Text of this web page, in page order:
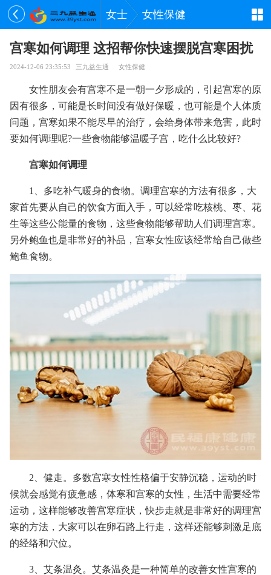
女士 女性保健
宫寒如何调理 这招帮你快速摆脱宫寒困扰
2024-12-06 23:35:53 三九益生通 女性保健
女性朋友会有宫寒不是一朝一夕形成的，引起宫寒的原
因有很多，可能是长时间没有做好保暖，也可能是个人体质
问题，宫寒如果不能尽早的治疗，会给身体带来危害，此时
要如何调理呢?一些食物能够温暖子宫，吃什么比较好?
宫寒如何调理
1、多吃补气暖身的食物。调理宫寒的方法有很多，大
家首先要从自己的饮食方面入手，可以经常吃核桃、枣、花
生等这些公能量的食物，这些食物能够帮助人们调理宫寒。
另外鲍鱼也是非常好的补品，宫寒女性应该经常给自己做些
鲍鱼食物。
2、健走。多数宫寒女性性格偏于安静沉稳，运动的时
候就会感觉有疲惫感，体寒和宫寒的女性，生活中需要经常
运动，这样能够改善宫寒症状，快步走就是非常好的调理宫
寒的方法，大家可以在卵石路上行走，这样还能够刺激足底
的经络和穴位。
3、艾条温灸。艾条温灸是一种简单的改善女性宫寒的